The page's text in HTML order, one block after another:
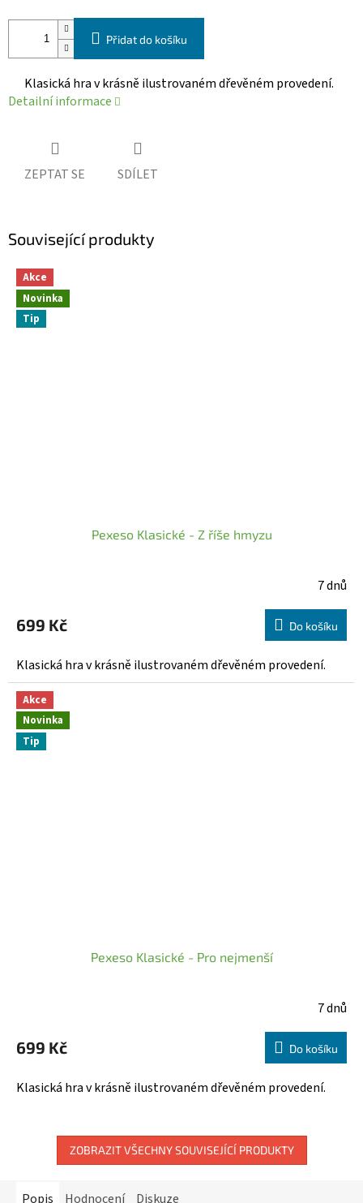
Přidat do košíku
Klasická hra v krásně ilustrovaném dřevěném provedení.
Detailní informace
ZEPTAT SE SDÍLET
Související produkty
Akce
Novinka
Tip
Pexeso Klasické - Z říše hmyzu
7 dnů
699 Kč Do košíku
Klasická hra v krásně ilustrovaném dřevěném provedení.
Akce
Novinka
Tip
Pexeso Klasické - Pro nejmenší
7 dnů
699 Kč Do košíku
Klasická hra v krásně ilustrovaném dřevěném provedení.
ZOBRAZIT VŠECHNY SOUVISEJÍCÍ PRODUKTY
Popis Hodnocení Diskuze